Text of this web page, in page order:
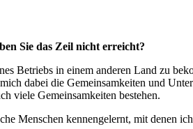
Sie das Zeil nicht erreicht?
Betriebs in einem anderen Land zu
dabei die Gemeinsamkeiten und
viele Gemeinsamkeiten bestehen.
Menschen kennengelernt, mit denen